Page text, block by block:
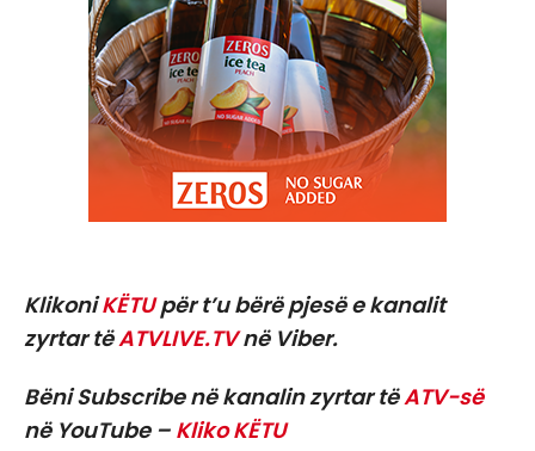
KlikoniKËTUpër t’u bërë pjesë e kanalit
zyrtar tëATVLIVE.TVnë Viber.
Bëni Subscribe në kanalin zyrtar tëATV-së
në YouTube – Kliko KËTU